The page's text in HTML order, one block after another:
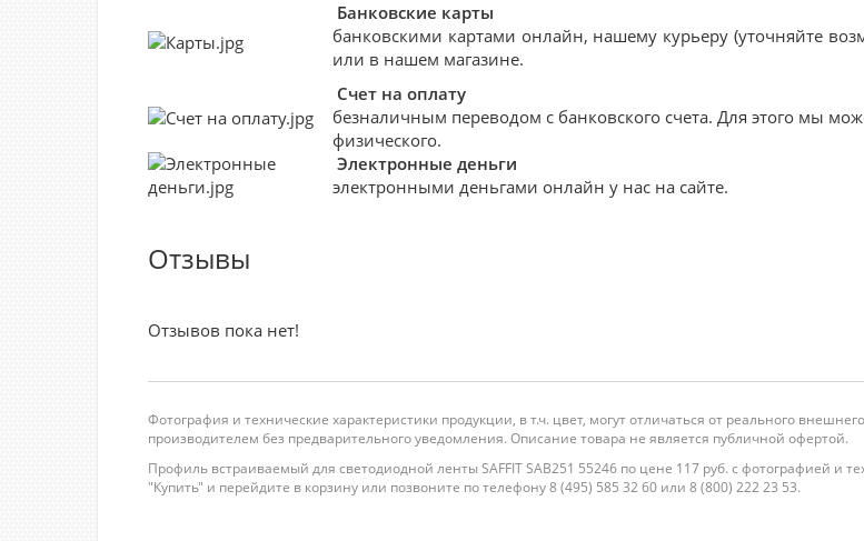
Банковские карты
банковскими картами онлайн, нашему курьеру (уточняйте
или в нашем магазине.
Счет на оплату
безналичным переводом с банковского счета. Для этого мы
физического.
Электронные деньги
электронными деньгами онлайн у нас на сайте.
Отзывы
Отзывов пока нет!
Фотография и технические характеристики продукции, в т.ч. цвет, могут отличаться от реального
производителем без предварительного уведомления. Описание товара не является публичной офертой.
Профиль встраиваемый для светодиодной ленты SAFFIT SAB251 55246 по цене 117 руб. с фотографией и
"Купить" и перейдите в корзину или позвоните по телефону 8 (495) 585 32 60 или 8 (800) 222 23 53.